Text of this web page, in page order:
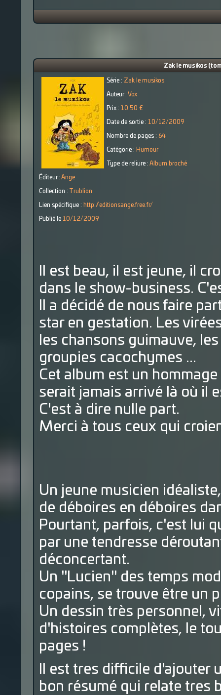
Zak le musikos
Série : Zak le musikos
Auteur : Vox
Prix : 10.50 €
Date de sortie : 10/12/2009
Nombre de pages : 64
Catégorie : Humour
Type de reliure : Album broché
Éditeur : Ange
Collection : Trublion
Lien spécifique : http://editionsange.free.fr/
Publié le 10/12/2009
Il est beau, il est jeune, il
dans le show-business.
Il a décidé de nous faire
star en gestation. Les
les chansons guimauve,
groupies cacochymes ...
Cet album est un
serait jamais arrivé là où il
C'est à dire nulle part.
Merci à tous ceux qui
Un jeune musicien
de déboires en déboires
Pourtant, parfois, c'est lui
par une tendresse
déconcertant.
Un "Lucien" des temps
copains, se trouve être un
Un dessin très personnel,
d'histoires complètes, le
pages !
Il est tres difficile d'ajouter
bon résumé qui relate tres